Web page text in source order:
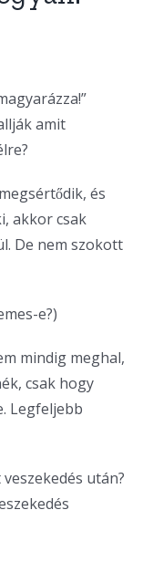
amit
és
akkor csak
De nem szokott
e?)
mindig meghal,
csak hogy
Legfeljebb
után?